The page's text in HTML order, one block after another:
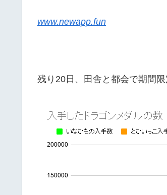
www.newapp.fun
残り20日、田舎と都会で期間